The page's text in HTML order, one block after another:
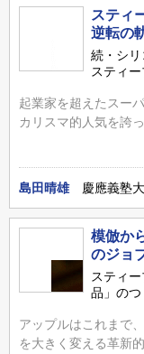
スティ
逆転の
続・シリ
スティ
起業家を超えたスー
カリスマ的人気を誇
島田晴雄 慶應義塾
模倣か
のジョ
スティ
品」の
アップルはこれまで
を大きく変える革新